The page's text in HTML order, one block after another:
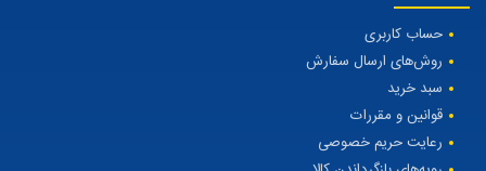
حساب کاربری
روش‌های ارسال سفارش
سبد خرید
قوانین و مقررات
رعایت حریم خصوصی